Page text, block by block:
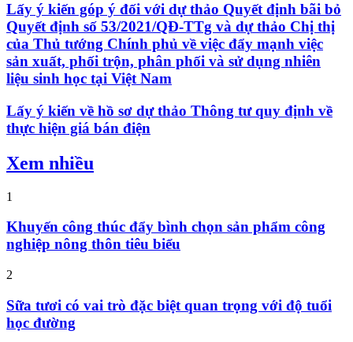
Lấy ý kiến góp ý đối với dự thảo Quyết định bãi bỏ
Quyết định số 53/2021/QĐ-TTg và dự thảo Chị thị
của Thủ tướng Chính phủ về việc đẩy mạnh việc
sản xuất, phối trộn, phân phối và sử dụng nhiên
liệu sinh học tại Việt Nam
Lấy ý kiến về hồ sơ dự thảo Thông tư quy định về
thực hiện giá bán điện
Xem nhiều
1
Khuyến công thúc đẩy bình chọn sản phẩm công
nghiệp nông thôn tiêu biểu
2
Sữa tươi có vai trò đặc biệt quan trọng với độ tuổi
học đường